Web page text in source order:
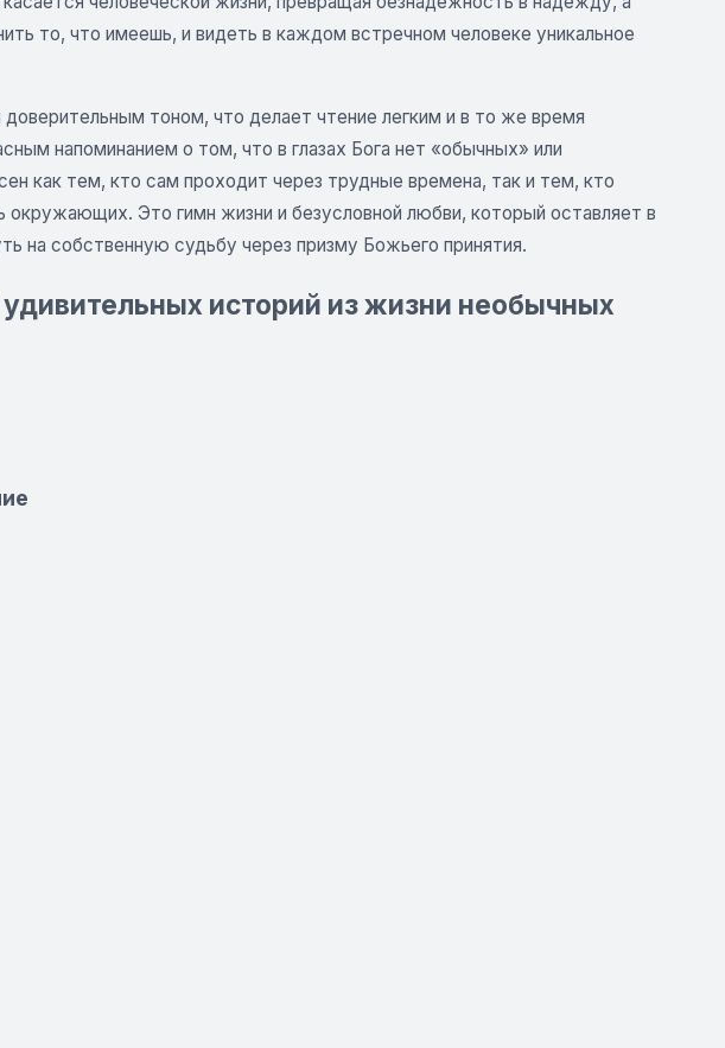
то, что имеешь, и видеть в каждом встречном человеке уникальное
тоном, что делает чтение легким и в то же время
напоминанием о том, что в глазах Бога нет «обычных» или
как тем, кто сам проходит через трудные времена, так и тем, кто
окружающих. Это гимн жизни и безусловной любви, который оставляет в
на собственную судьбу через призму Божьего принятия.
историй из жизни необычных